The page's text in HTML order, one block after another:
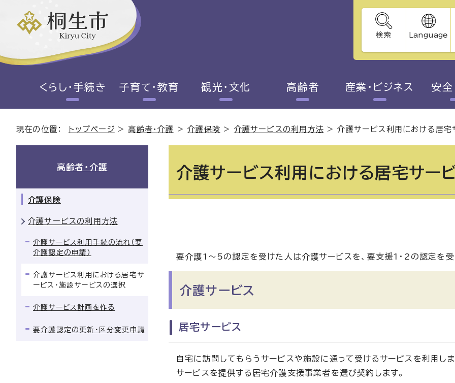
検索 Language
くらし・手続き 子育て・教育 観光・文化 高齢者 産業・ビジネス 安全
現在の位置： トップページ > 高齢者・介護 >介護保険 > 介護サービスの利用方法 >介護サービス利用における居宅
介護サービス利用における居宅サー
要介護1～5の認定を受けた人は介護サービスを、要支援1・2の認定を
介護サービス
居宅サービス
自宅に訪問してもらうサービスや施設に通って受けるサービスを利用しま
サービスを提供する居宅介護支援事業者を選び契約します。
高齢者・介護
介護保険
介護サービスの利用方法
介護サービス利用手続の流れ（要
介護認定の申請）
介護サービス利用における居宅サ
ービス・施設サービスの選択
介護サービス計画を作る
要介護認定の更新・区分変更申請